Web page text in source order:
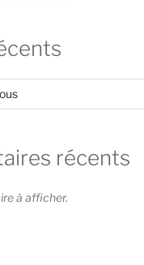
récents
à afficher.